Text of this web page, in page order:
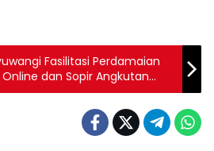
Fasilitasi Perdamaian
dan Sopir Angkutan
Ketapang